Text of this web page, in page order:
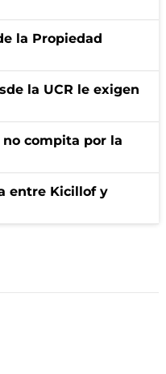
la Propiedad
la UCR le exigen
compita por la
entre Kicillof y